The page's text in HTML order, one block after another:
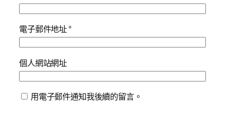
電子郵件地址*
個人網站網址
用電子郵件通知我後續的留言。